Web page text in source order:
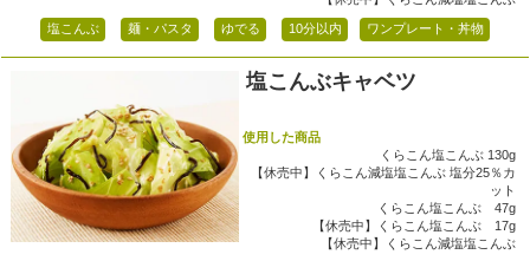
塩こんぶ 麺・パスタ ゆでる 10分以内 ワンプレート・丼物
塩こんぶキャベツ
使用した商品
くらこん塩こんぶ 130g
【休売中】くらこん減塩塩こんぶ 塩分25％カ
ット
くらこん塩こんぶ 47g
【休売中】くらこん塩こんぶ 17g
【休売中】くらこん減塩塩こんぶ